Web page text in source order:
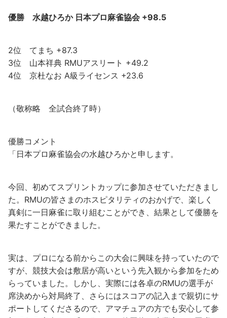
優勝 水越ひろか 日本プロ麻雀協会 +98.5
2位 てまち +87.3
3位 山本祥典 RMUアスリート +49.2
4位 京杜なお A級ライセンス +23.6
（敬称略 全試合終了時）
優勝コメント
「日本プロ麻雀協会の水越ひろかと申します。
今回、初めてスプリントカップに参加させていただきまし
た。RMUの皆さまのホスピタリティのおかげで、楽しく
真剣に一日麻雀に取り組むことができ、結果として優勝を
果たすことができました。
実は、プロになる前からこの大会に興味を持っていたので
すが、競技大会は敷居が高いという先入観から参加をため
らっていました。しかし、実際には各卓のRMUの選手が
席決めから対局終了、さらにはスコアの記入まで親切にサ
ポートしてくださるので、アマチュアの方でも安心して参